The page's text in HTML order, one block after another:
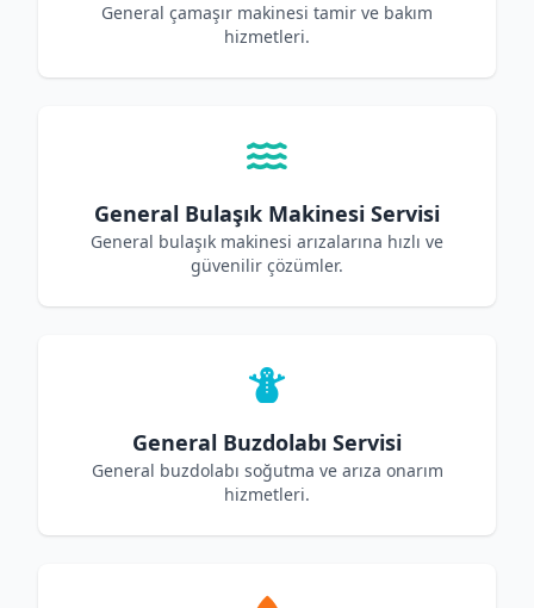
General çamaşır makinesi tamir ve bakım
hizmetleri.
General Bulaşık Makinesi Servisi
General bulaşık makinesi arızalarına hızlı ve
güvenilir çözümler.
General Buzdolabı Servisi
General buzdolabı soğutma ve arıza onarım
hizmetleri.